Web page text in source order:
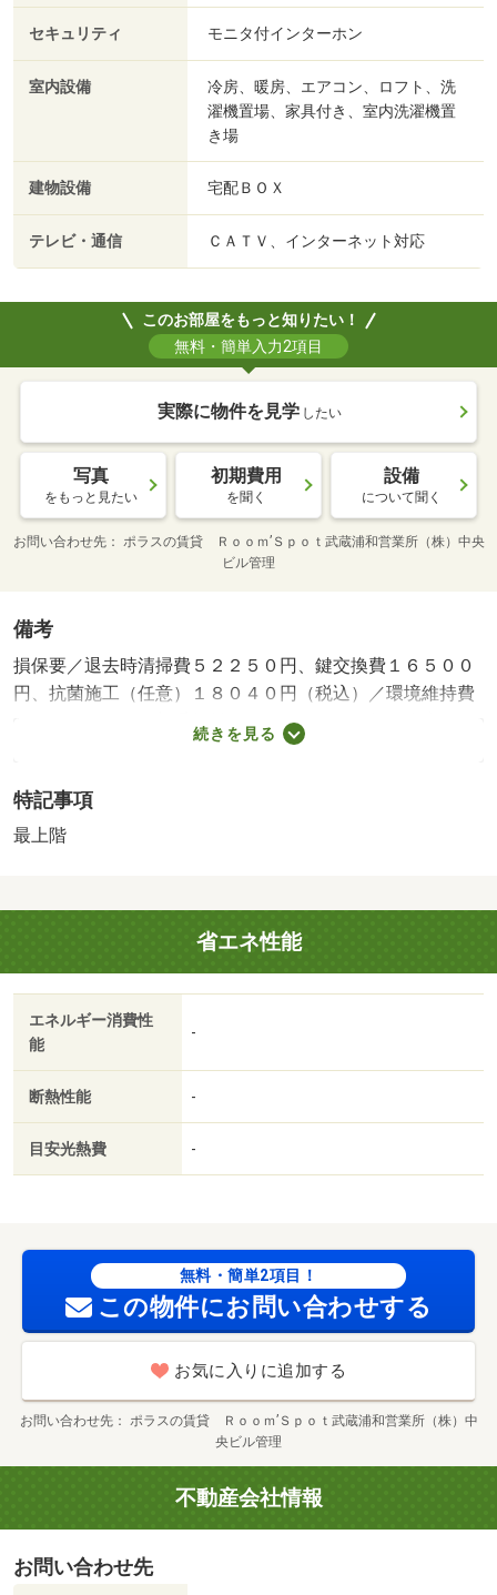
セキュリティ モニタ付インターホン
室内設備
冷房、暖房、エアコン、ロフト、洗
濯機置場、家具付き、室内洗濯機置
き場
建物設備 宅配ＢＯＸ
テレビ・通信 ＣＡＴＶ、インターネット対応
このお部屋をもっと知りたい！
無料・簡単入力2項目
実際に物件を見学 したい
写真
をもっと見たい
初期費用
を聞く
設備
について聞く
お問い合わせ先
ポラスの賃貸 Ｒｏｏｍ’Ｓｐｏｔ武蔵浦和営業所（株）中央
ビル管理
備考
損保要／退去時清掃費５２２５０円、鍵交換費１６５００
円、抗菌施工（任意）１８０４０円（税込）／環境維持費
５５０円／月、更新手数料１６５００円／２年（税込）／
保証会社利用必：保証料：８０９９０円（契約内容により
／バストイレ別／エアコン／ＴＶインターホン／室内洗濯
置／温水洗浄便座／宅配ボックス／ＣＡＴＶ／光ファイバ
続きを見る
特記事項
最上階
省エネ性能
エネルギー消費性
能
-
断熱性能 -
目安光熱費 -
無料・簡単2項目！
この物件にお問い合わせする
お気に入りに追加する
お問い合わせ先
ポラスの賃貸 Ｒｏｏｍ’Ｓｐｏｔ武蔵浦和営業所（株）中
央ビル管理
不動産会社情報
お問い合わせ先